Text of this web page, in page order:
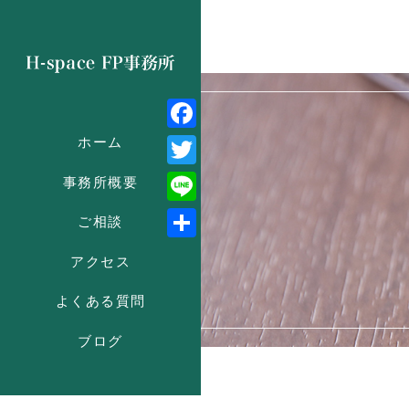
ホーム
事務所概要
ご相談
アクセス
よくある質問
ブログ
Facebook
Twitter
Line